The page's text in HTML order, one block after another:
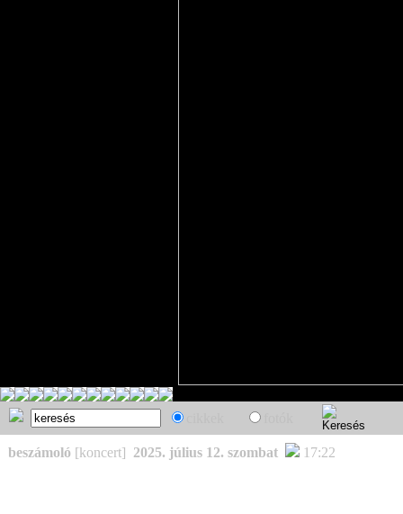
beszámoló [koncert] 2025. július 12. szombat 17:22